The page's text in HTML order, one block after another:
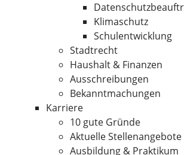
Klimaschutz
Schulentwicklung
Stadtrecht
Haushalt & Finanzen
Ausschreibungen
Bekanntmachungen
Karriere
10 gute Gründe
Aktuelle Stellenangebote
Ausbildung & Praktikum